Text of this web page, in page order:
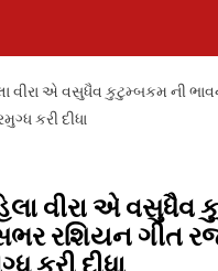
વીરા એ વસુધૈવ કુટુમ્બકમ ની
કરી દીધા
વીરા એ વસુધૈવ
રશિયન ગીત